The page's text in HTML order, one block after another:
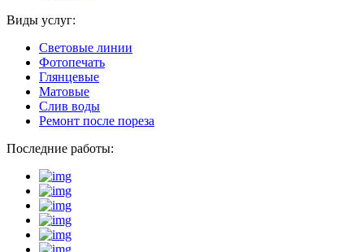
Виды услуг:
Световые линии
Фотопечать
Глянцевые
Матовые
Слив воды
Ремонт после пореза
Последние работы: